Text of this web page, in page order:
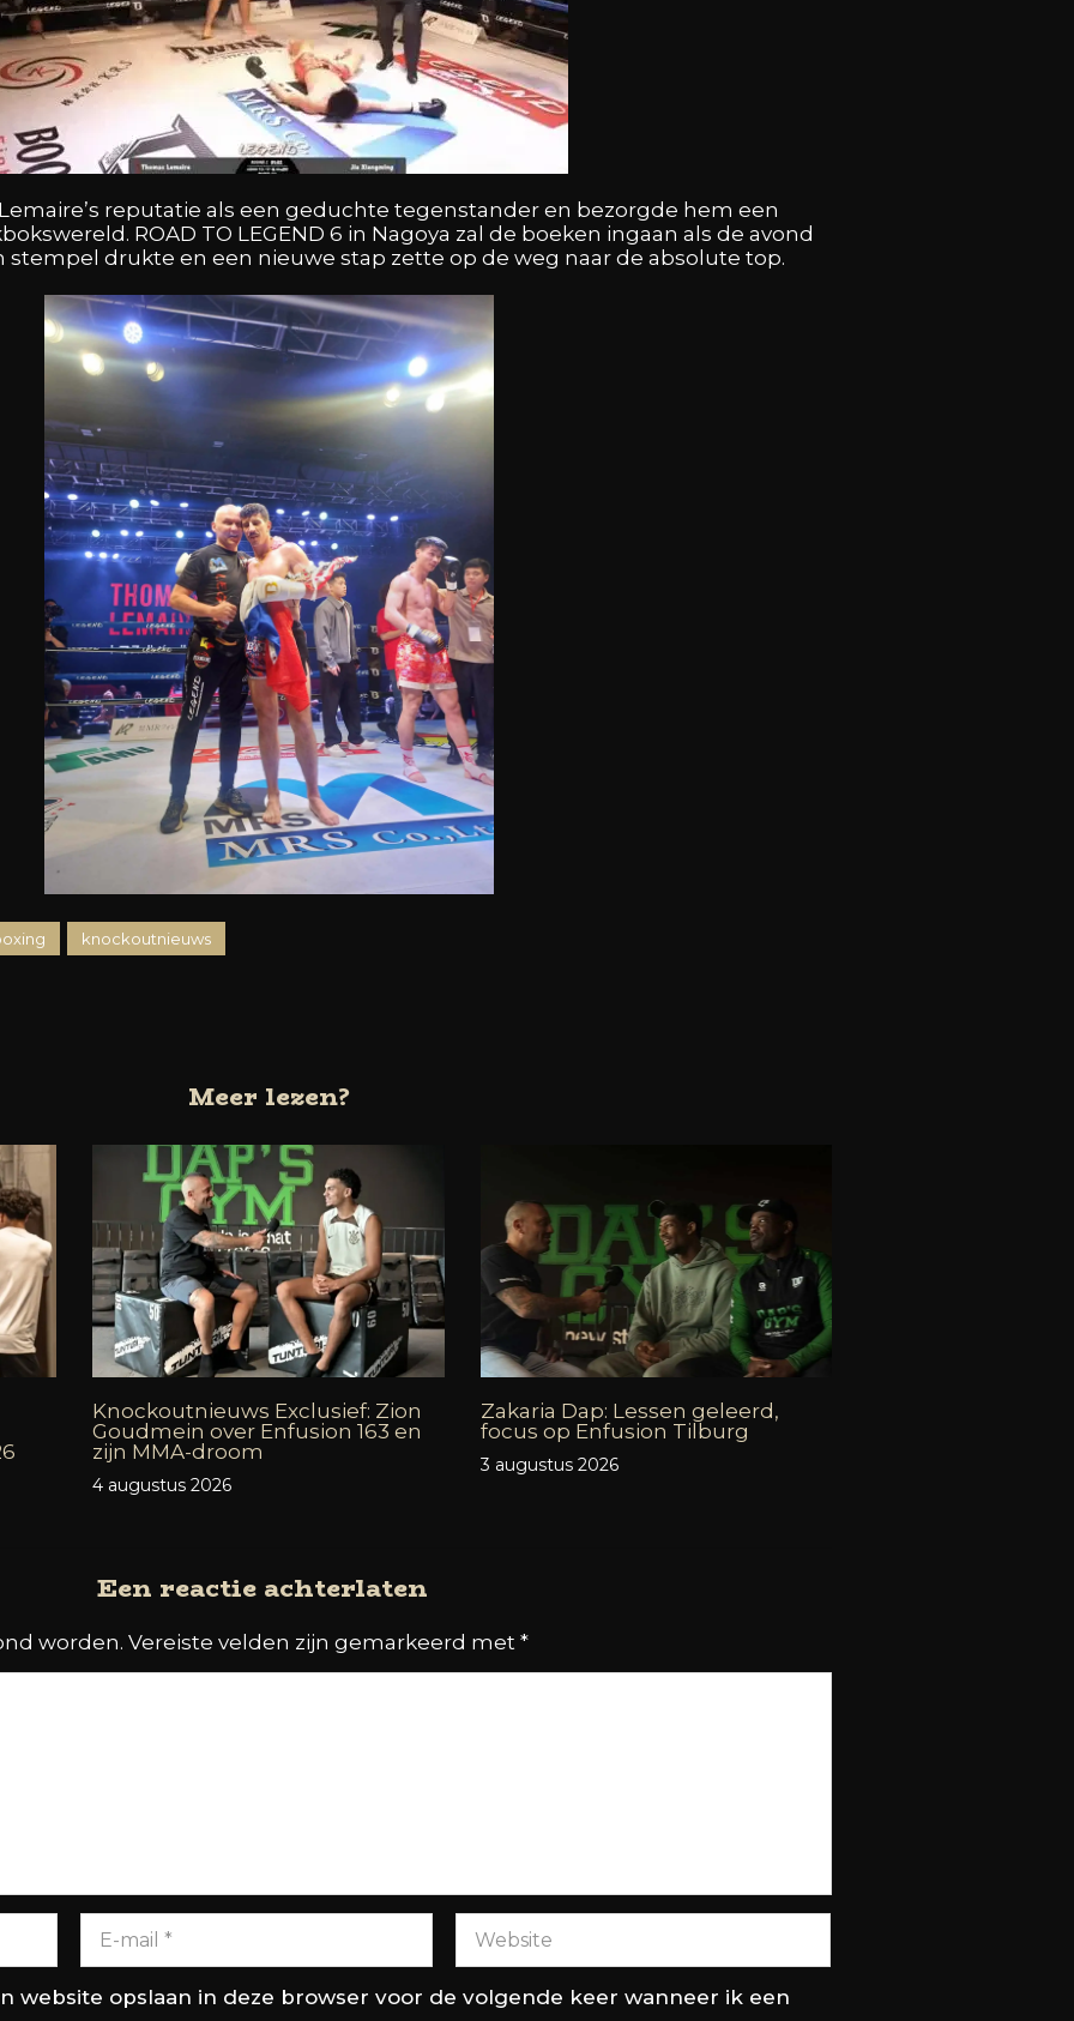
reputatie als een geduchte tegenstander en bezorgde hem een
ROAD TO LEGEND 6 in Nagoya zal de boeken ingaan als de avond
stempel drukte en een nieuwe stap zette op de weg naar de absolute top.
knockoutnieuws
Meer lezen?
Knockoutnieuws Exclusief: Zion
Goudmein over Enfusion 163 en
zijn MMA-droom
4 augustus 2026
Zakaria Dap: Lessen geleerd,
focus op Enfusion Tilburg
3 augustus 2026
Een reactie achterlaten
worden. Vereiste velden zijn gemarkeerd met *
website opslaan in deze browser voor de volgende keer wanneer ik een